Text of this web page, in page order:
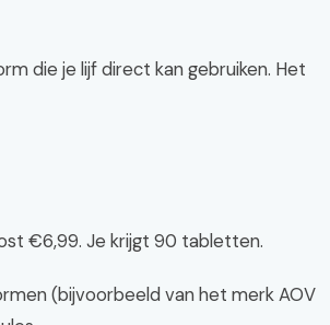
die je lijf direct kan gebruiken. Het
€6,99. Je krijgt 90 tabletten.
(bijvoorbeeld van het merk AOV